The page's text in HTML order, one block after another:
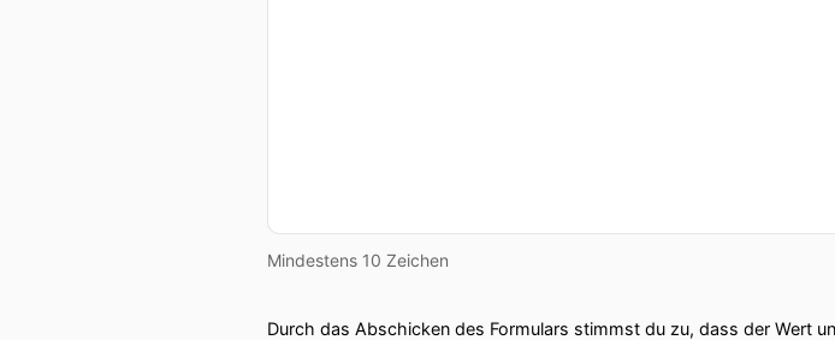
Mindestens 10 Zeichen
Durch das Abschicken des Formulars stimmst du zu, dass der Wert